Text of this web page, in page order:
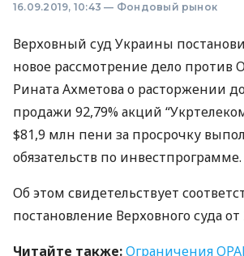
16.09.2019, 10:43 — Фондовый рынок
Верховный суд Украины
новое рассмотрение дело против
Рината Ахметова о расторжении
продажи 92,79% акций
$81,9 млн пени за просрочку
обязательств по инвестпрограмме.
Об этом свидетельствует
постановление Верховного суда от
Читайте также:Ограничения